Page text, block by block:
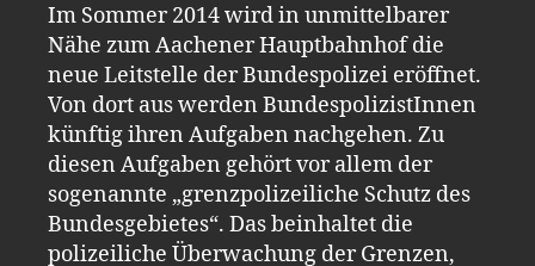
Im Sommer 2014 wird in unmittelbarer
Nähe zum Aachener Hauptbahnhof die
neue Leitstelle der Bundespolizei eröffnet.
Von dort aus werden BundespolizistInnen
künftig ihren Aufgaben nachgehen. Zu
diesen Aufgaben gehört vor allem der
sogenannte „grenzpolizeiliche Schutz des
Bundesgebietes“. Das beinhaltet die
polizeiliche Überwachung der Grenzen,